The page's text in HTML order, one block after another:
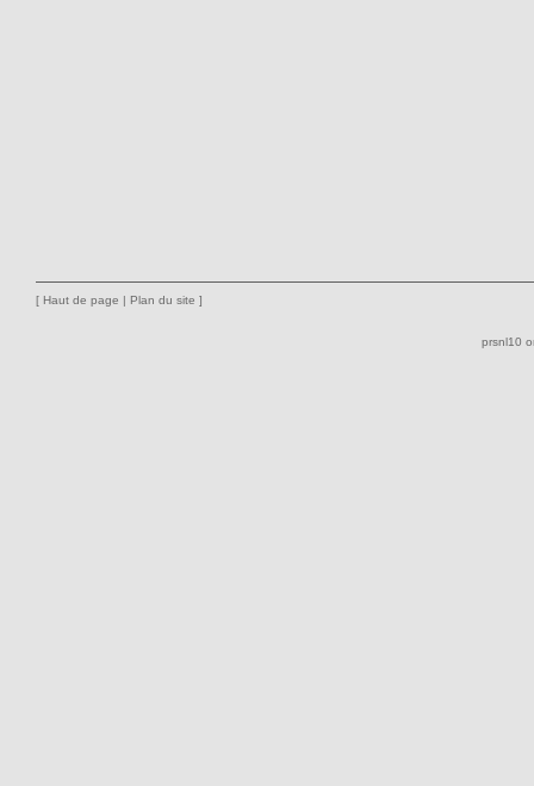
[ Haut de page | Plan du site ]
prsnl10